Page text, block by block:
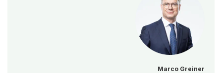
Marco Greiner